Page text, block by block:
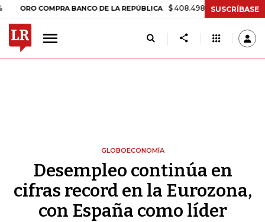
COMPRA BANCO DE LA REPÚBLICA $ 408.498,97 +$ 8.753,81 +2,19%
SUSCRÍBASE
GLOBOECONOMÍA
Desempleo continúa en
cifras record en la Eurozona,
con España como líder